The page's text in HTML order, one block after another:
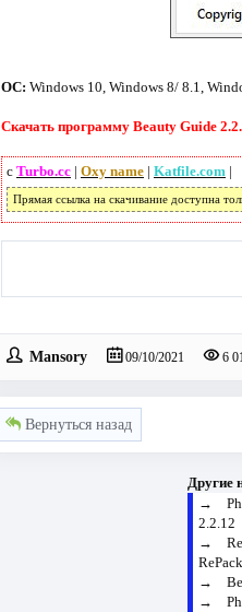
ОС: Windows 10, Windows 8/ 8.1,
Скачать программу Beauty Guide
с Turbo.cc| Oxy name| Katfile.com |
Прямая ссылка на скачивание доступна
Mansory 09/10/2021 6
Вернуться назад
Другие
→
2.2.12
→
→
→